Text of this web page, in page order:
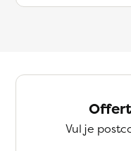
Vul je